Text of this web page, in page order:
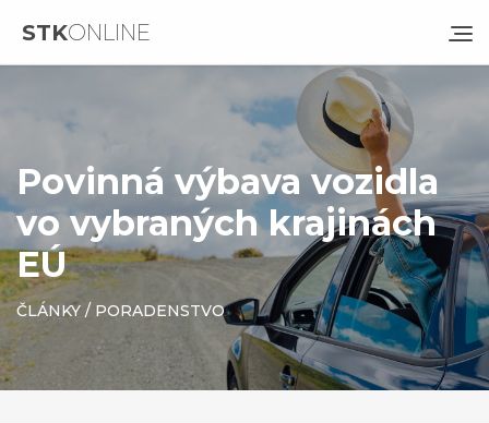
STKONLINE
Povinná výbava vozidla
vo vybraných krajinách
EÚ
ČLÁNKY / PORADENSTVO